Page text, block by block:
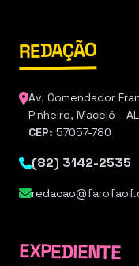
REDAÇÃO
Av. Comendador
Pinheiro, Maceió - AL
CEP: 57057-780
(82) 3142-2535
EXPEDIENTE